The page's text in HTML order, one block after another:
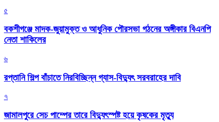
৫
বকশীগঞ্জে মাদক-জুয়ামুক্ত ও আধুনিক পৌরসভা গঠনের অঙ্গীকার বিএনপি
নেতা শাকিলের
৬
রপ্তানি শিল্প বাঁচাতে নিরবিচ্ছিন্ন গ্যাস-বিদ্যুৎ সরবরাহের দাবি
৭
জামালপুরে সেচ পাম্পের তারে বিদ্যুৎস্পষ্ট হয়ে কৃষকের মৃত্যু